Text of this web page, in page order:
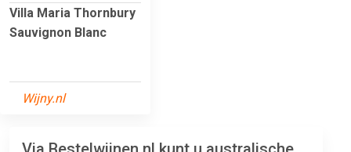
Villa Maria Thornbury
Sauvignon Blanc
Wijny.nl